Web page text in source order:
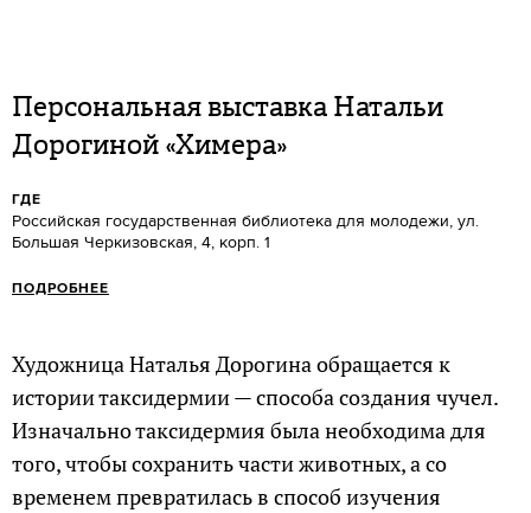
Персональная выставка Натальи
Дорогиной «Химера»
ГДЕ
Российская государственная библиотека для молодежи, ул.
Большая Черкизовская, 4, корп. 1
ПОДРОБНЕЕ
Художница Наталья Дорогина обращается к
истории таксидермии — способа создания чучел.
Изначально таксидермия была необходима для
того, чтобы сохранить части животных, а со
временем превратилась в способ изучения